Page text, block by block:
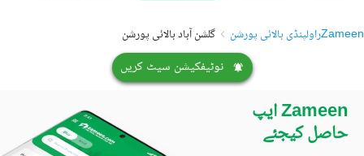
Zameenراولپنڈی بالائی پورشن گلشن آباد بالائی پورشن
نوٹیفکیشن سیٹ کریں
Zameen ایپ
حاصل کیجئے